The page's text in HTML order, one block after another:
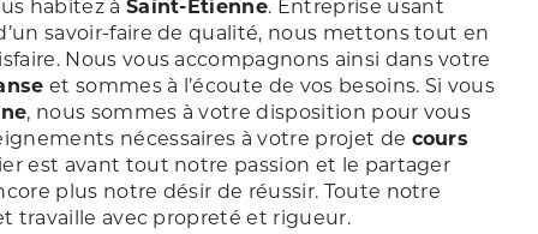
habitez à Saint-Étienne. Entreprise usant
savoir-faire de qualité, nous mettons tout en
Nous vous accompagnons ainsi dans votre
et sommes à l’écoute de vos besoins. Si vous
, nous sommes à votre disposition pour vous
nécessaires à votre projet de cours
est avant tout notre passion et le partager
plus notre désir de réussir. Toute notre
travaille avec propreté et rigueur.